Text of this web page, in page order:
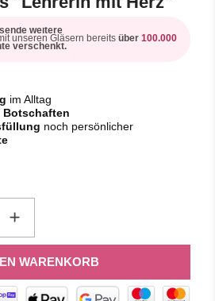
weitere
unseren Gläsern bereits über 100.000
verschenkt.
im Alltag
Botschaften
noch persönlicher
WARENKORB